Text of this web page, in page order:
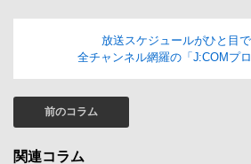
放送スケジュールがひと目で
全チャンネル網羅の「J:COMプ
前のコラム
関連コラム